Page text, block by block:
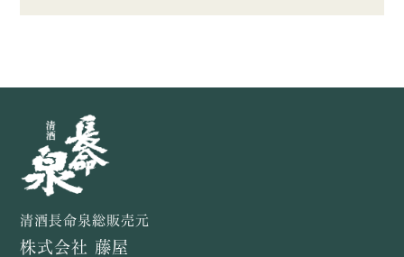
清酒長命泉総販売元
株式会社 藤屋